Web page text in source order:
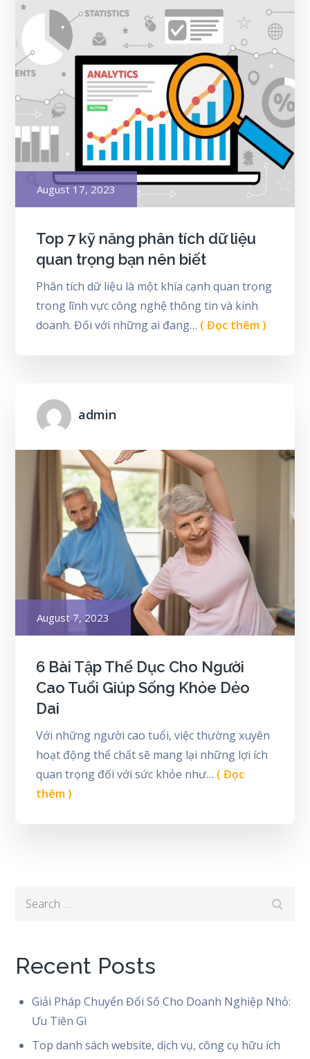
Posted
on
August 17, 2023
Top 7 kỹ năng phân tích dữ liệu
quan trọng bạn nên biết
Phân tích dữ liệu là một khía cạnh quan trọng
trong lĩnh vực công nghệ thông tin và kinh
doanh. Đối với những ai đang… ( Đọc thêm )
admin
Posted
on
August 7, 2023
6 Bài Tập Thể Dục Cho Người
Cao Tuổi Giúp Sống Khỏe Dẻo
Dai
Với những người cao tuổi, việc thường xuyên
hoạt động thể chất sẽ mang lại những lợi ích
quan trọng đối với sức khỏe như… ( Đọc
thêm )
Search
Recent Posts
Giải Pháp Chuyển Đổi Số Cho Doanh Nghiệp Nhỏ:
Ưu Tiên Gì
Top danh sách website, dịch vụ, công cụ hữu ích